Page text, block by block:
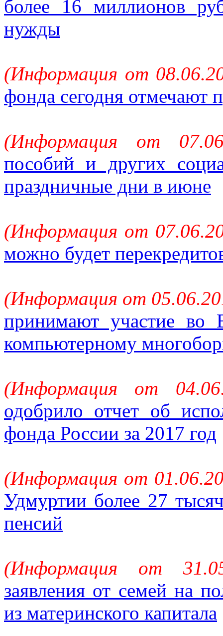
более 16 миллионов
нужды
(Информация от
фонда сегодня отмечают
(Информация от
пособий и других
праздничные дни в июне
(Информация от
можно будет
(Информация от
принимают участие во
компьютерному
(Информация от
одобрило отчет об
фонда России за 2017 год
(Информация от
Удмуртии более 27
пенсий
(Информация от
заявления от семей на
из материнского капитала